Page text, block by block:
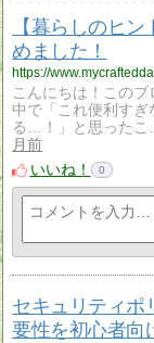
【暮らしのヒ
めました！
https://
こんにちは！この
中で「これ便利す
る…！」と思ったこ
月前
いいね！
0
セキュリティポ
要性を初心者向